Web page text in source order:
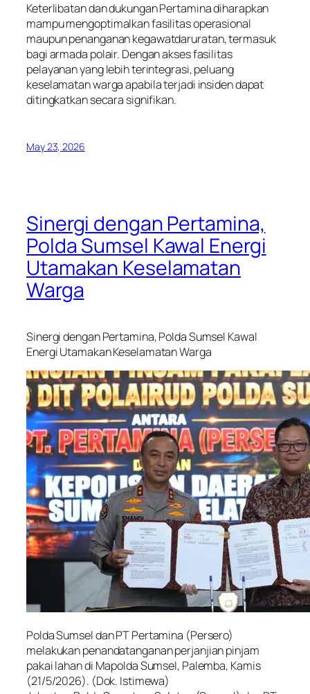
Keterlibatan dan dukungan Pertamina diharapkan
mampu mengoptimalkan fasilitas operasional
maupun penanganan kegawatdaruratan, termasuk
bagi armada polair. Dengan akses fasilitas
pelayanan yang lebih terintegrasi, peluang
keselamatan warga apabila terjadi insiden dapat
ditingkatkan secara signifikan.
May 23, 2026
Sinergi dengan Pertamina,
Polda Sumsel Kawal Energi
Utamakan Keselamatan
Warga
Sinergi dengan Pertamina, Polda Sumsel Kawal
Energi Utamakan Keselamatan Warga
Polda Sumsel dan PT Pertamina (Persero)
melakukan penandatanganan perjanjian pinjam
pakai lahan di Mapolda Sumsel, Palemba, Kamis
(21/5/2026). (Dok. Istimewa)